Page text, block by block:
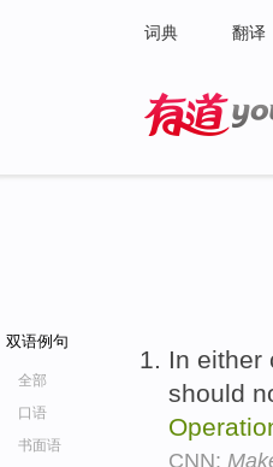
词典 翻译
双语例句
全部
口语
书面语
In either
should
CNN: